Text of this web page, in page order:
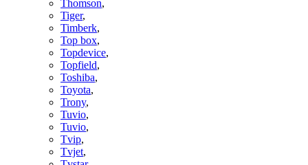
Thomson,
Tiger,
Timberk,
Top box,
Topdevice,
Topfield,
Toshiba,
Toyota,
Trony,
Tuvio,
Tuvio,
Tvip,
Tvjet,